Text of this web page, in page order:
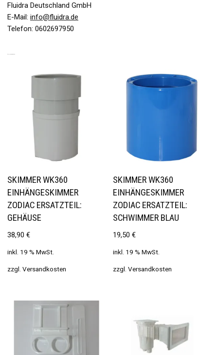
Fluidra Deutschland GmbH
E-Mail: info@fluidra.de
Telefon: 0602697950
SKIMMER WK360
EINHÄNGESKIMMER
ZODIAC ERSATZTEIL:
GEHÄUSE
38,90 €
inkl. 19 % MwSt.
zzgl. Versandkosten
SKIMMER WK360
EINHÄNGESKIMMER
ZODIAC ERSATZTEIL:
SCHWIMMER BLAU
19,50€
inkl. 19 % MwSt.
zzgl.Versandkosten